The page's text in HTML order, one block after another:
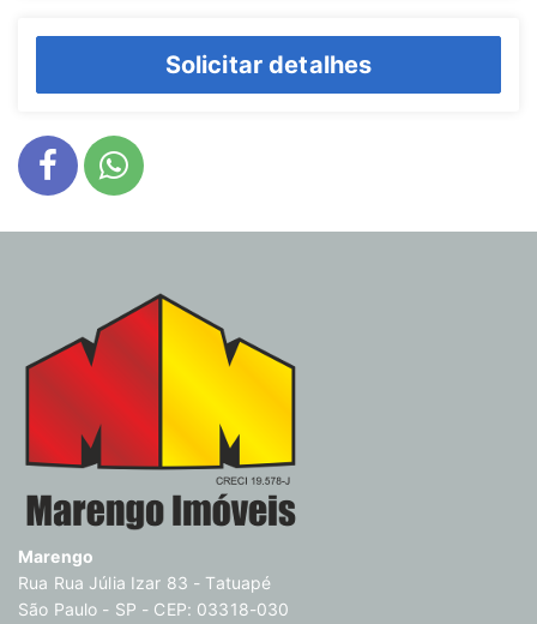
Solicitar detalhes
Marengo
Rua Rua Júlia Izar 83 - Tatuapé
São Paulo - SP - CEP: 03318-030